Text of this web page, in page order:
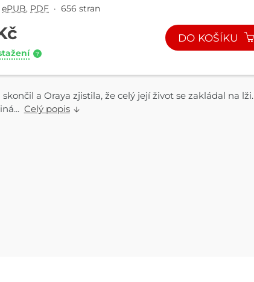
ePUB, PDF · 656 stran
?
DO KOŠÍKU
a Oraya zjistila, že celý její život se zakládal na lži.
Celý popis